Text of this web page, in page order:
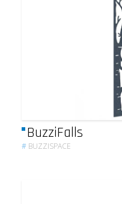
BuzziFalls
# BUZZISPACE